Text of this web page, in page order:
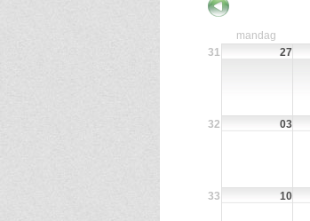
mandag
31
27
32 03
33 10